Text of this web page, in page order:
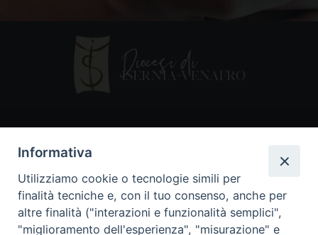
86170 Isernia
086550849
segreteria@diocesiiserniavenafro.it
Informativa
Utilizziamo cookie o tecnologie simili per
finalità tecniche e, con il tuo consenso, anche per
altre finalità ("interazioni e funzionalità semplici",
"miglioramento dell'esperienza", "misurazione" e